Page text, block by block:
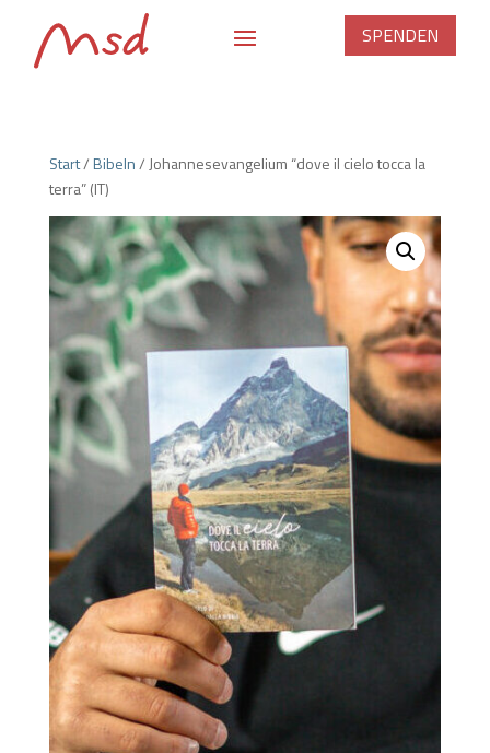
SPENDEN
Start/Bibeln/ Johannesevangelium “dove il cielo tocca la
terra” (IT)